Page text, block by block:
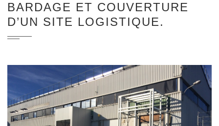
BARDAGE ET COUVERTURE
D’UN SITE LOGISTIQUE.